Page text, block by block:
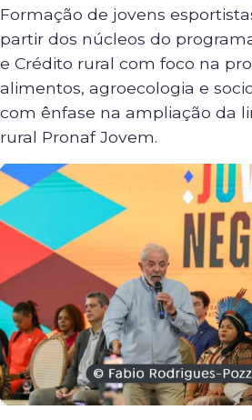
Formação de jovens
partir dos núcleos do
e Crédito rural com foco na
alimentos, agroecologia e
com ênfase na ampliação da
rural Pronaf Jovem.